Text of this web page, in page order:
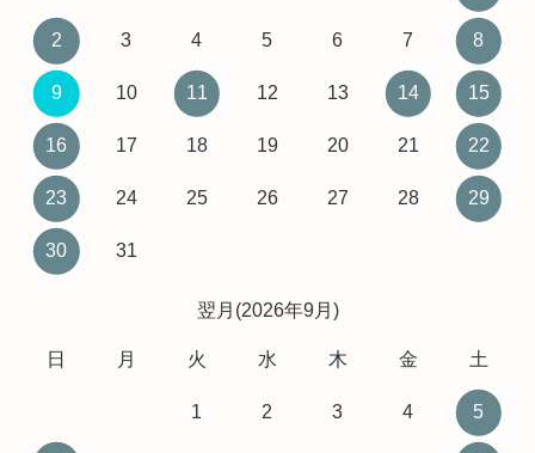
2 3 4 5 6 7 8
9 10 11 12 13 14 15
16 17 18 19 20 21 22
23 24 25 26 27 28 29
30 31
翌月(2026年9月)
日 月 火 水 木 金 土
1 2 3 4 5